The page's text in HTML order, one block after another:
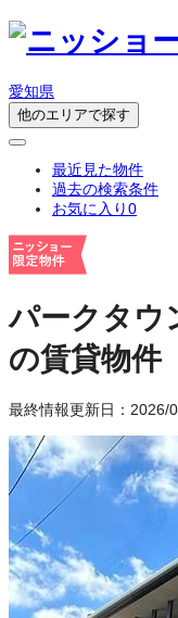
愛知県
他のエリアで探す
最近見た物件
過去の検索条件
お気に入り0
パークタウ
の賃貸物件
最終情報更新日：2026/